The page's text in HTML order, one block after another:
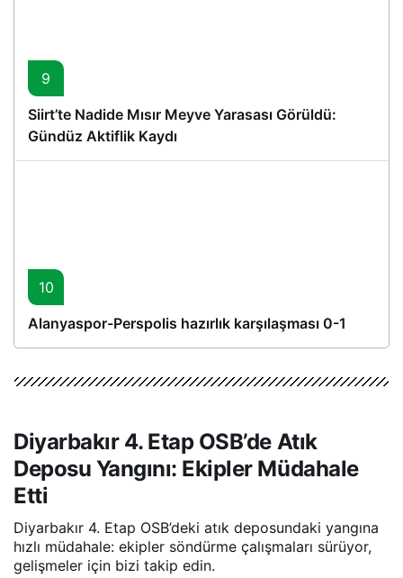
9
Siirt’te Nadide Mısır Meyve Yarasası Görüldü:
Gündüz Aktiflik Kaydı
10
Alanyaspor-Perspolis hazırlık karşılaşması 0-1
Diyarbakır 4. Etap OSB’de Atık
Deposu Yangını: Ekipler Müdahale
Etti
Diyarbakır 4. Etap OSB’deki atık deposundaki yangına
hızlı müdahale: ekipler söndürme çalışmaları sürüyor,
gelişmeler için bizi takip edin.